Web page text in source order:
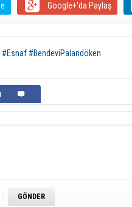
Google+'da Paylaş
#Esnaf #BendeviPalandöken